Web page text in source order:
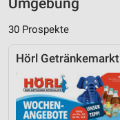
Umgebung
30 Prospekte
Hörl Getränkemarkt